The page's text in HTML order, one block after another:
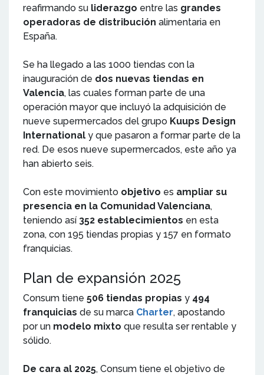
reafirmando su liderazgo entre las grandes
operadoras de distribución alimentaria en
España.
Se ha llegado a las 1000 tiendas con la
inauguración de dos nuevas tiendas en
Valencia, las cuales forman parte de una
operación mayor que incluyó la adquisición de
nueve supermercados del grupo Kuups Design
International y que pasaron a formar parte de la
red. De esos nueve supermercados, este año ya
han abierto seis.
Con este movimiento objetivo es ampliar su
presencia en la Comunidad Valenciana,
teniendo así 352 establecimientos en esta
zona, con 195 tiendas propias y 157 en formato
franquicias.
Plan de expansión 2025
Consum tiene 506 tiendas propias y 494
franquicias de su marca Charter, apostando
por un modelo mixto que resulta ser rentable y
sólido.
De cara al 2025, Consum tiene el objetivo de